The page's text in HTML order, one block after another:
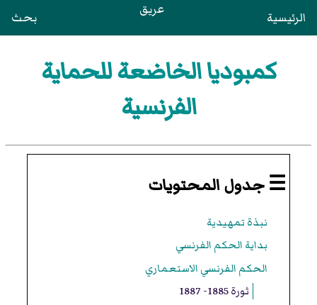
الرئيسية عريق بحث
كمبوديا الخاضعة للحماية
الفرنسية
☰ جدول المحتويات
نبذة تمهيدية
بداية الحكم الفرنسي
الحكم الفرنسي الاستعماري
ثورة 1885- 1887